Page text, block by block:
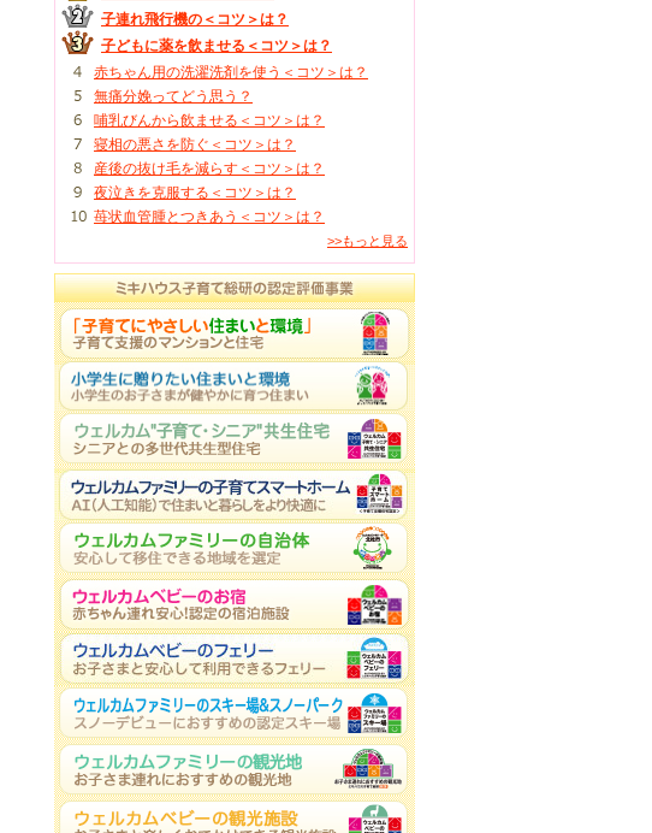
子連れ飛行機の＜コツ＞は？
子どもに薬を飲ませる＜コツ＞は？
赤ちゃん用の洗濯洗剤を使う＜コツ＞は？
無痛分娩ってどう思う？
哺乳びんから飲ませる＜コツ＞は？
寝相の悪さを防ぐ＜コツ＞は？
産後の抜け毛を減らす＜コツ＞は？
夜泣きを克服する＜コツ＞は？
苺状血管腫とつきあう＜コツ＞は？
>>もっと見る